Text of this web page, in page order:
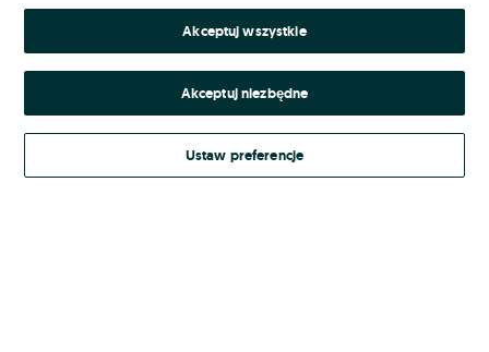
Nie pamiętasz hasła?
Zaloguj się
Kontynuując za pośrednictwem jednego z dostawców wskazanych powyżej,
Regulamin serwisuOLX.pl w jego aktualnym brzmieniu.
Akceptuj wszystkie
Akceptuj niezbędne
Ustaw preferencje